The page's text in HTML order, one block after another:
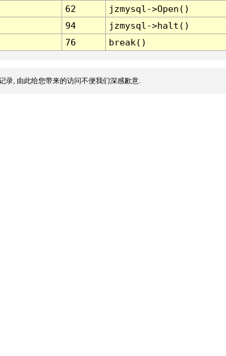
62
jzmysql->Open()
94
jzmysql->halt()
76 break()
录, 由此给您带来的访问不便我们深感歉意.